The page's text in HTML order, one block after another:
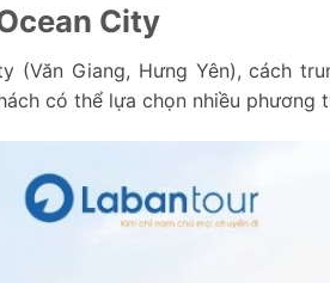
City
(Văn Giang, Hưng Yên), cách
có thể lựa chọn nhiều phương